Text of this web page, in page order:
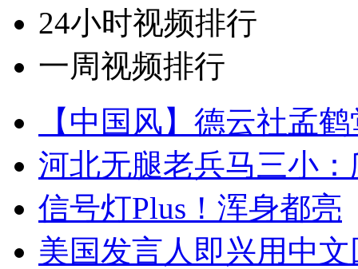
24小时视频排行
一周视频排行
【中国风】德云社孟
河北无腿老兵马三小
信号灯Plus！浑身都亮
美国发言人即兴用中